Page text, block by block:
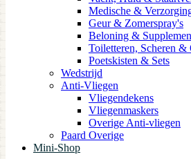
Medische &
Geur & Zomerspray's
Beloning &
Toiletteren, Scheren &
Poetskisten & Sets
Wedstrijd
Anti-Vliegen
Vliegendekens
Vliegenmaskers
Overige Anti-vliegen
Paard Overige
Mini-Shop